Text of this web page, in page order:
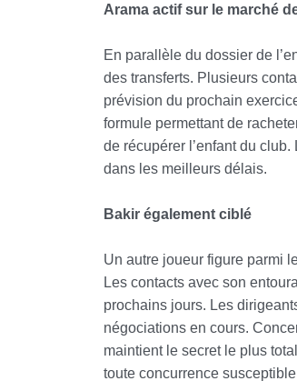
Arama actif sur le marché
En parallèle du dossier de
des transferts. Plusieurs
prévision du prochain
formule permettant de
de récupérer l’enfant du
dans les meilleurs délais.
Bakir également ciblé
Un autre joueur figure parmi
Les contacts avec son
prochains jours. Les
négociations en cours.
maintient le secret le plus
toute concurrence